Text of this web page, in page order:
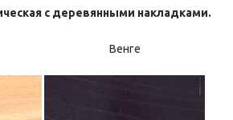
с деревянными накладками.
Венге